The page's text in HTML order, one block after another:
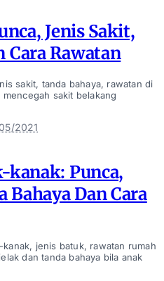
Jenis Sakit,
Cara Rawatan
sakit, tanda bahaya, rawatan di
sakit belakang
2021
kanak: Punca,
Bahaya Dan Cara
jenis batuk, rawatan rumah
dan tanda bahaya bila anak